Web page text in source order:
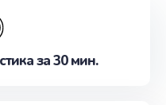
записаться на
за 30 мин.